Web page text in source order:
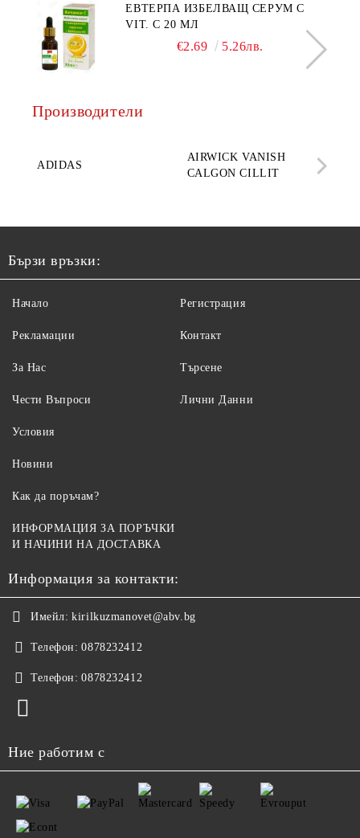
ЕВТЕРПА ИЗБЕЛВАЩ СЕРУМ С
VIT. C 20 МЛ
€2.69 5.26лв.
Производители
ADIDAS
AIRWICK VANISH
CALGON CILLIT
Бързи връзки:
Начало
Рекламации
За Нас
Чести Въпроси
Регистрация
Контакт
Търсене
Лични Данни
Условия
Новини
Как да поръчам?
ИНФОРМАЦИЯ ЗА ПОРЪЧКИ
И НАЧИНИ НА ДОСТАВКА
Информация за контакти:
Имейл: kirilkuzmanovet@abv.bg
Телефон: 0878232412
Телефон: 0878232412
Ние работим с